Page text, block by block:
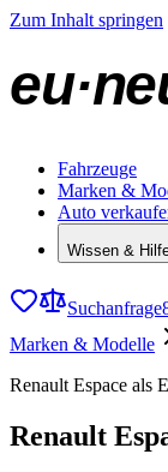
Zum Inhalt springen
Fahrzeuge
Marken &
Auto
Wissen &
Suchanfrage
Marken & Modelle
Renault Espace als
Renault